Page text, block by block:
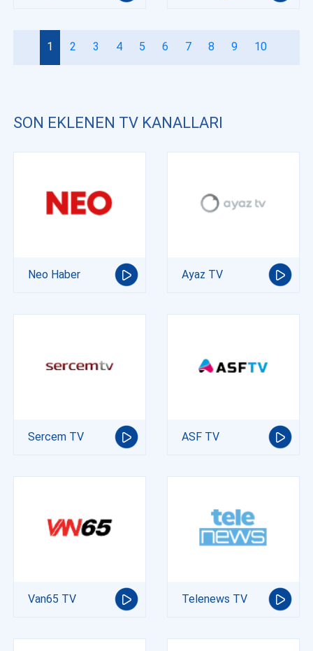
1 2 3 4 5 6 7 8 9 10
SON EKLENEN TV KANALLARI
Neo Haber Ayaz TV
Sercem TV ASF TV
Van65 TV Telenews TV